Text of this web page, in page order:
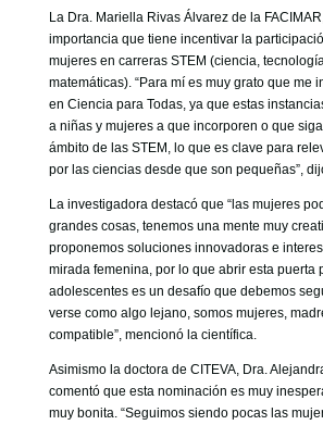
La Dra. Mariella Rivas Álvarez de la
importancia que tiene incentivar la
mujeres en carreras STEM (ciencia,
matemáticas). “Para mí es muy grato que me
en Ciencia para Todas, ya que estas
a niñas y mujeres a que incorporen o que
ámbito de las STEM, lo que es clave para
por las ciencias desde que son pequeñas”,
La investigadora destacó que “las mujeres
grandes cosas, tenemos una mente muy
proponemos soluciones innovadoras e
mirada femenina, por lo que abrir esta puerta
adolescentes es un desafío que debemos
verse como algo lejano, somos mujeres,
compatible”, mencionó la científica.
Asimismo la doctora de CITEVA, Dra.
comentó que esta nominación es muy
muy bonita. “Seguimos siendo pocas las